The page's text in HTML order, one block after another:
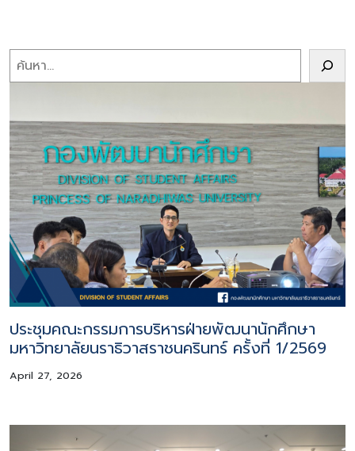
Search
ประชุมคณะกรรมการบริหารฝ่ายพัฒนานักศึกษา
มหาวิทยาลัยนราธิวาสราชนครินทร์ ครั้งที่ 1/2569
April 27, 2026